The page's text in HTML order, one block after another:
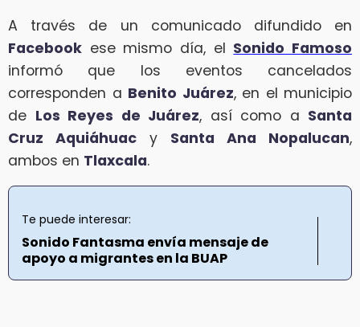
A través de un comunicado difundido en
Facebook ese mismo día, el Sonido Famoso
informó que los eventos cancelados
corresponden a Benito Juárez, en el municipio
de Los Reyes de Juárez, así como a Santa
Cruz Aquiáhuac y Santa Ana Nopalucan,
ambos en Tlaxcala.
Te puede interesar:
Sonido Fantasma envía mensaje de
apoyo a migrantes en la BUAP